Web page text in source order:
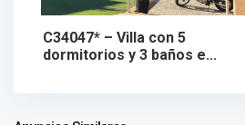
980.000 €
C34047* – Villa con 5
dormitorios y 3 baños e...
980.000 €